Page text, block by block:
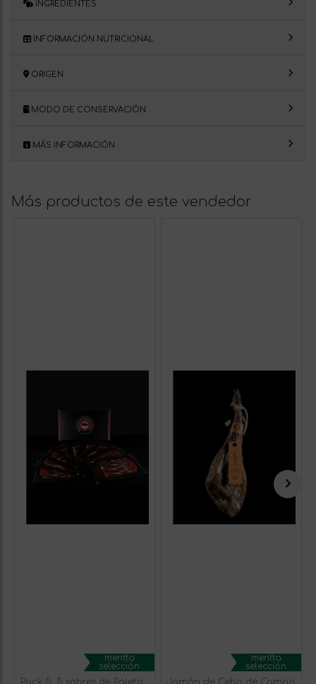
INGREDIENTES
INFORMACIÓN NUTRICIONAL
ORIGEN
MODO DE CONSERVACIÓN
MÁS INFORMACIÓN
Más productos de este vendedor
mentta
selección
Pack 5: 5 sobres de Paleta
mentta
selección
Jamón de Cebo de Campo